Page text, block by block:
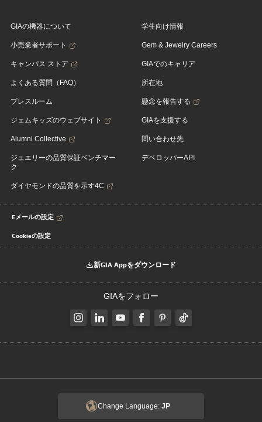
GIAの機器について
小売業者サポート
キャンパス ストア
よくある質問（FAQ）
プレスルーム
ジェムキッズのウェブサイト
Alumni Collective
ジュエリーの品質保証ベンチマー
ク
ダイヤモンドの品質を示す4C
学生向け情報
Gem & Jewelry Careers
GIAでのキャリア
所在地
懸念を報告する
GIAを支援する
問い合わせ先
デベロッパーAPI
Eメールの設定
Cookieの設定
新GIA Appをダウンロード
GIAをフォロー
Change Language: JP